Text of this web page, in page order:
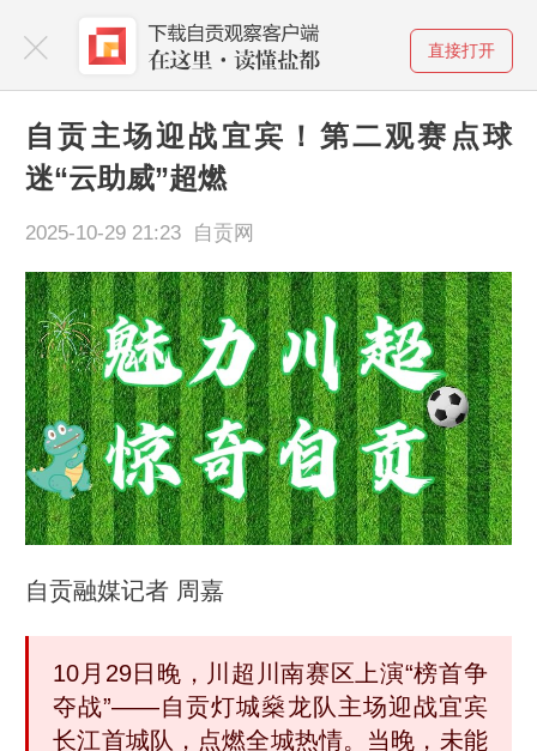
直接打开
自贡主场迎战宜宾！第二观赛点球
迷“云助威”超燃
2025-10-29 21:23 自贡网
自贡融媒记者 周嘉
10月29日晚，川超川南赛区上演“榜首争
夺战”——自贡灯城燊龙队主场迎战宜宾
长江首城队，点燃全城热情。当晚，未能